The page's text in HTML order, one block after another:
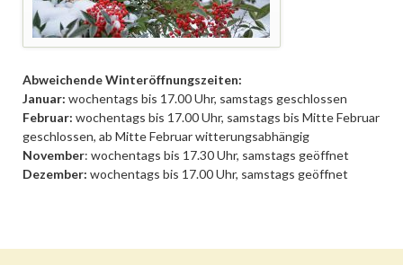
Abweichende Winteröffnungszeiten:
Januar: wochentags bis 17.00 Uhr, samstags geschlossen
Februar: wochentags bis 17.00 Uhr, samstags bis Mitte Februar
geschlossen, ab Mitte Februar witterungsabhängig
November: wochentags bis 17.30 Uhr, samstags geöffnet
Dezember: wochentags bis 17.00 Uhr, samstags geöffnet